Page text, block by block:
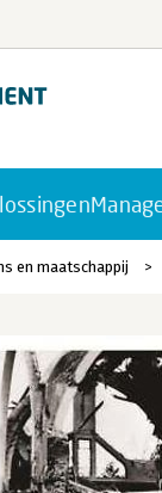
en maatschappij